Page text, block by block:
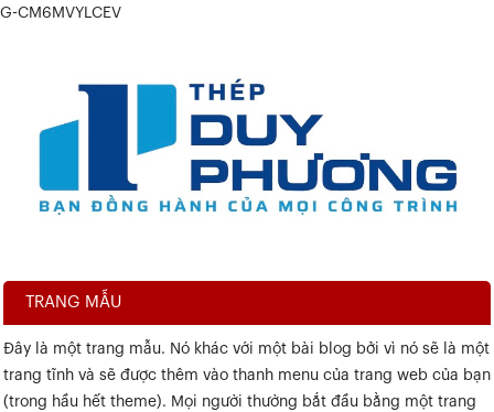
G-CM6MVYLCEV
TRANG MẪU
Đây là một trang mẫu. Nó khác với một bài blog bởi vì nó sẽ là một
trang tĩnh và sẽ được thêm vào thanh menu của trang web của bạn
(trong hầu hết theme). Mọi người thường bắt đầu bằng một trang